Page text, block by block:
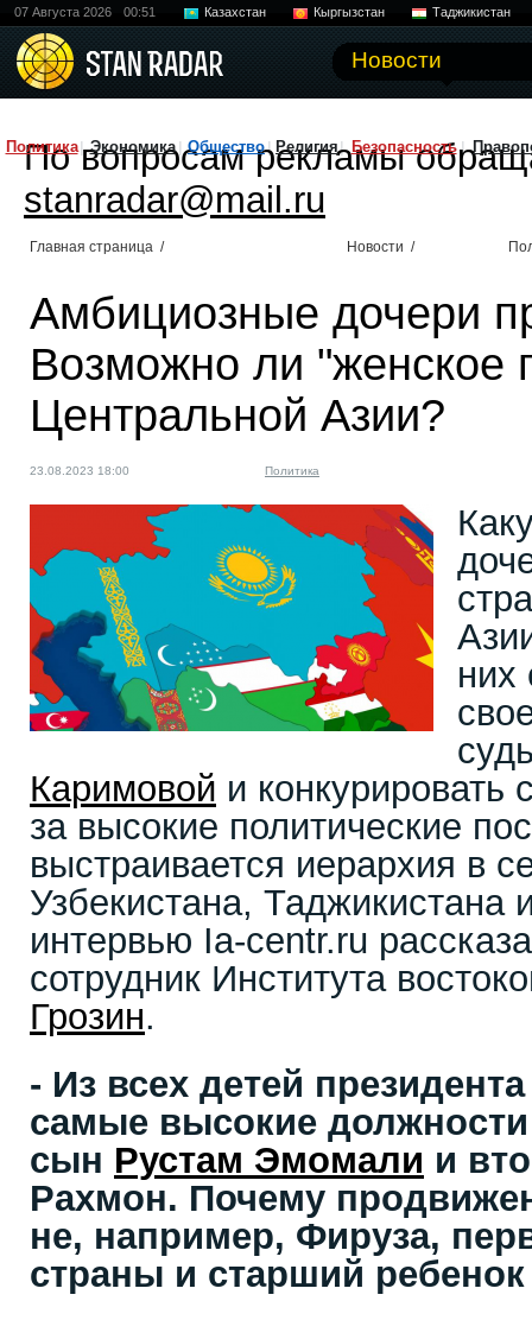
07 Августа 2026 00:51 Казахстан Кыргызстан Таджикистан
Новости
Политика Экономика Общество Религия Безопасность
По вопросам рекламы
stanradar@mail.ru
Главная страница / Новости /
Амбициозные дочери
Возможно ли "женское
Центральной Азии?
23.08.2023 18:00 Политика
них
Каримовой и конкурировать
за высокие политические
выстраивается иерархия в
Узбекистана, Таджикистана
интервью Ia-centr.ru
сотрудник Института
Грозин.
- Из всех детей
самые высокие
сын Рустам Эмомали и
Рахмон. Почему
не, например, Фируза,
страны и старший